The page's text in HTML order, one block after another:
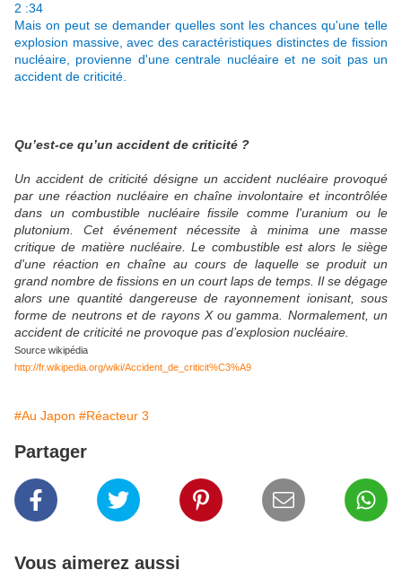
2 :34
Mais on peut se demander quelles sont les chances qu'une telle
explosion massive, avec des caractéristiques distinctes de fission
nucléaire, provienne d'une centrale nucléaire et ne soit pas un
accident de criticité.
Qu’est-ce qu’un accident de criticité ?
Un accident de criticité désigne un accident nucléaire provoqué
par une réaction nucléaire en chaîne involontaire et incontrôlée
dans un combustible nucléaire fissile comme l'uranium ou le
plutonium. Cet événement nécessite à minima une masse
critique de matière nucléaire. Le combustible est alors le siège
d'une réaction en chaîne au cours de laquelle se produit un
grand nombre de fissions en un court laps de temps. Il se dégage
alors une quantité dangereuse de rayonnement ionisant, sous
forme de neutrons et de rayons X ou gamma. Normalement, un
accident de criticité ne provoque pas d’explosion nucléaire.
Source wikipédia
http://fr.wikipedia.org/wiki/Accident_de_criticit%C3%A9
#Au Japon #Réacteur 3
Partager
Vous aimerez aussi